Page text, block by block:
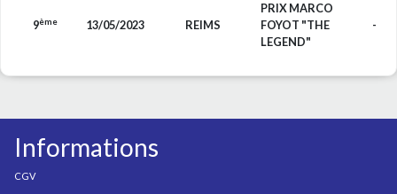
9ème 13/05/2023 REIMS
PRIX MARCO
FOYOT "THE
LEGEND"
-
Informations
CGV